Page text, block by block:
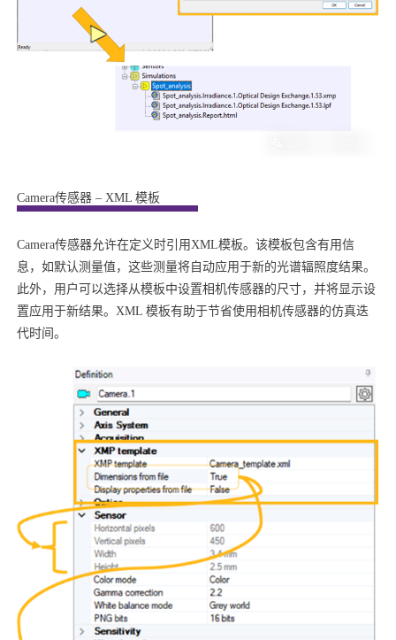
Camera传感器 – XML 模板
Camera传感器允许在定义时引用XML模板。该模板包含有用信
息，如默认测量值，这些测量将自动应用于新的光谱辐照度结果。
此外，用户可以选择从模板中设置相机传感器的尺寸，并将显示设
置应用于新结果。XML 模板有助于节省使用相机传感器的仿真迭
代时间。